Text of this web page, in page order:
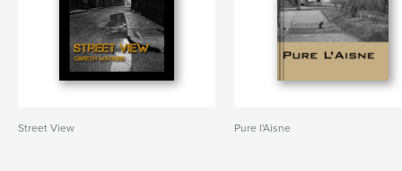
Street View Pure l'Aisne